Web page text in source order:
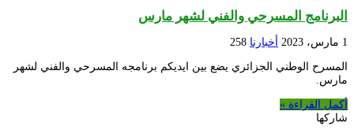
البرنامج المسرحي والفني لشهر مارس
1 مارس، 2023 أخبارنا 258
المسرح الوطني الجزائري يضع بين ايديكم برنامجه المسرحي والفني لشهر
مارس.
أكمل القراءة »
شاركها